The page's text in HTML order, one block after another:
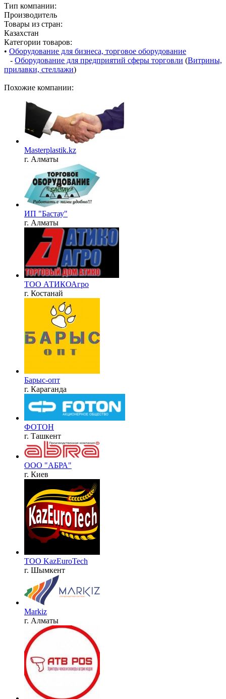
Тип компании:
Производитель
Товары из стран:
Казахстан
Категории товаров:
• Оборудование для бизнеса, торговое оборудование
- Оборудование для предприятий сферы торговли (Витрины,
прилавки, стеллажи)
Похожие компании:
Masterplastik.kz
г. Алматы
ИП "Бастау"
г. Алматы
ТОО АТИКОАгро
г. Костанай
Барыс-опт
г. Караганда
ФОТОН
г. Ташкент
ООО "АБРА"
г. Киев
TOO KazEuroTech
г. Шымкент
Markiz
г. Алматы